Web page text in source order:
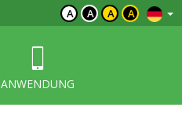
A A A A
ANWENDUNG